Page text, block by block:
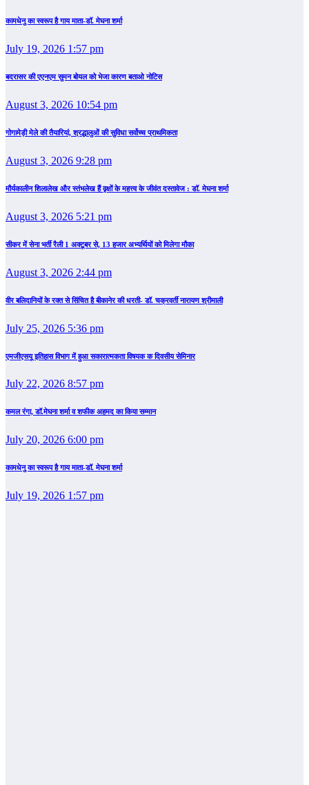
कामधेनु का स्वरूप है गाय माता-डॉ. मेघना शर्मा
July 19, 2026 1:57 pm
बदरासर की एएनएम सुमन बोयल को भेजा कारण बताओ नोटिस
August 3, 2026 10:54 pm
गोगामेड़ी मेले की तैयारियां, श्रद्धालुओं की सुविधा सर्वोच्च प्राथमिकता
August 3, 2026 9:28 pm
मौर्यकालीन शिलालेख और स्तंभलेख हैं वृक्षों के महत्त्व के जीवंत दस्तावेज : डॉ. मेघना शर्मा
August 3, 2026 5:21 pm
सीकर में सेना भर्ती रैली 1 अक्टूबर से, 13 हजार अभ्यर्थियों को मिलेगा मौका
August 3, 2026 2:44 pm
वीर बलिदानियों के रक्त से सिंचित है बीकानेर की धरती- डॉ. चक्रवर्ती नारायण श्रीमाली
July 25, 2026 5:36 pm
एमजीएसयू इतिहास विभाग में हुआ सकारात्मकता विषयक क दिवसीय सेमिनार
July 22, 2026 8:57 pm
कमल रंगा, डॉ.मेघना शर्मा व शफीक अहमद का किया सम्‍मान
July 20, 2026 6:00 pm
कामधेनु का स्वरूप है गाय माता-डॉ. मेघना शर्मा
July 19, 2026 1:57 pm